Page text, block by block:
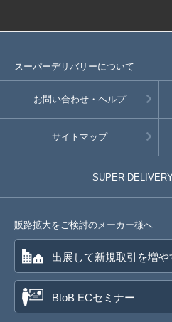
スーパーデリバリーについて
お問い合わせ・ヘルプ
サイトマップ
SUPER DELIVERY
販路拡大をご検討のメーカー様へ
出展して新規取引を増や
BtoB ECセミナー